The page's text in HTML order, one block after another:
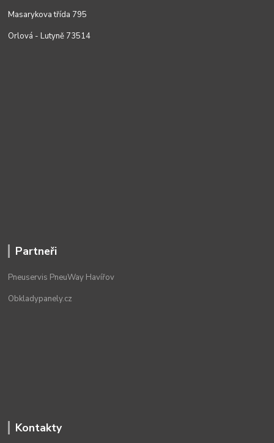
Masarykova třída 795
Orlová - Lutyně 73514
Partneři
Pneuservis PneuWay Havířov
Obkladypanely.cz
Kontakty